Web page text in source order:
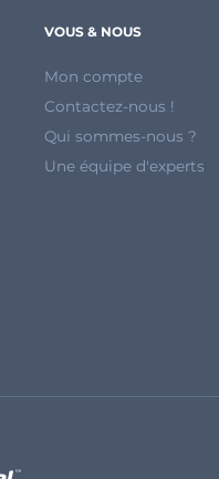
VOUS & NOUS
Mon compte
Contactez-nous !
Qui sommes-nous ?
Une équipe d'experts